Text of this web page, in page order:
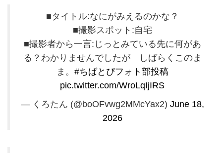
■タイトル:なにがみえるのかな？
■撮影スポット:自宅
■撮影者から一言:じっとみている先に何があ
る？わかりませんでしたが しばらくこのま
ま。 #ちばとぴフォト部投稿
pic.twitter.com/WroLqIjIRS
— くろたん (@boOFvwg2MMcYax2) June 18,
2026